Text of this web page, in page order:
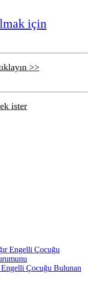
için
>>
ister
Engelli Çocuğu Bulunan